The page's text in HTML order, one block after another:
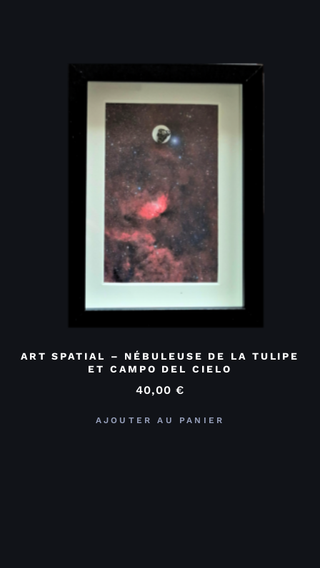
ART SPATIAL – NÉBULEUSE DE LA TULIPE
ET CAMPO DEL CIELO
40,00 €
AJOUTER AU PANIER